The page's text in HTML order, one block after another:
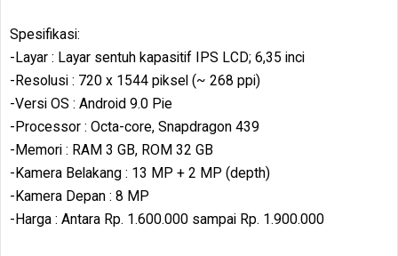
Spesifikasi:
-Layar : Layar sentuh kapasitif IPS LCD; 6,35 inci
-Resolusi : 720 x 1544 piksel (~ 268 ppi)
-Versi OS : Android 9.0 Pie
-Processor : Octa-core, Snapdragon 439
-Memori : RAM 3 GB, ROM 32 GB
-Kamera Belakang : 13 MP + 2 MP (depth)
-Kamera Depan : 8 MP
-Harga : Antara Rp. 1.600.000 sampai Rp. 1.900.000